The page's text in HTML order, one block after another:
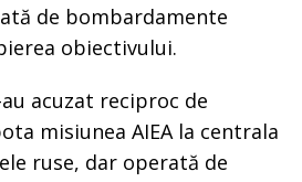
de bombardamente
obiectivului.
acuzat reciproc de
misiunea AIEA la centrala
ruse, dar operată de